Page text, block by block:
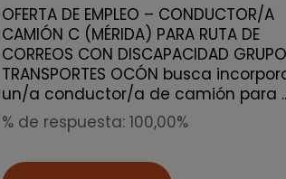
OFERTA DE EMPLEO – CONDUCTOR/A
CAMIÓN C (MÉRIDA) PARA RUTA DE
CORREOS CON DISCAPACIDAD GRUPO
TRANSPORTES OCÓN busca
un/a conductor/a de camión para
% de respuesta: 100,00%